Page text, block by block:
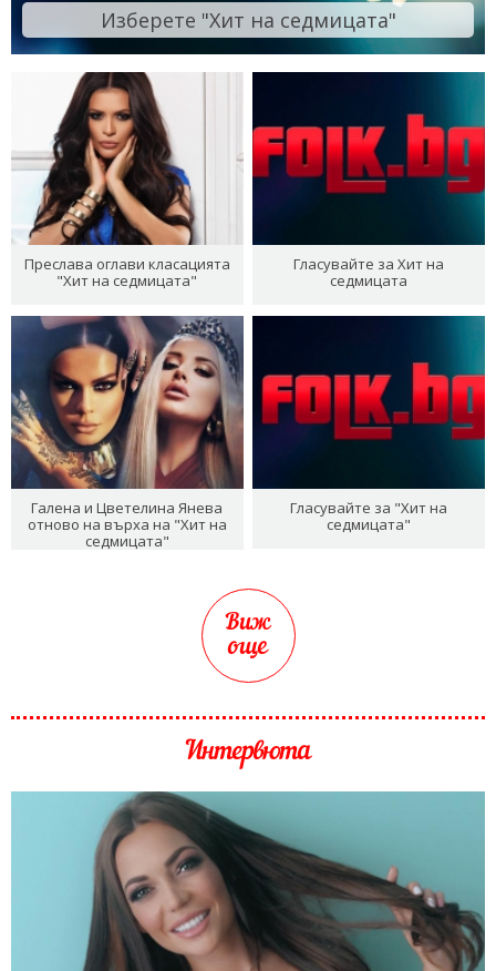
Изберете "Хит на седмицата"
Преслава оглави класацията
"Хит на седмицата"
Гласувайте за Хит на
седмицата
Галена и Цветелина Янева
отново на върха на "Хит на
седмицата"
Гласувайте за "Хит на
седмицата"
Виж
още
Интервюта